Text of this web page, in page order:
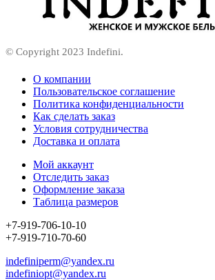
© Copyright 2023 Indefini.
О компании
Пользовательское соглашение
Политика конфиденциальности
Как сделать заказ
Условия сотрудничества
Доставка и оплата
Мой аккаунт
Отследить заказ
Оформление заказа
Таблица размеров
+7-919-706-10-10
+7-919-710-70-60
indefiniperm@yandex.ru
indefiniopt@yandex.ru